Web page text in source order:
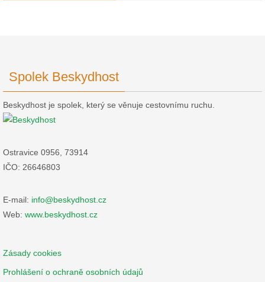
Spolek Beskydhost
Beskydhost je spolek, který se věnuje cestovnímu ruchu.
Ostravice 0956, 73914
IČO: 26646803
E-mail: info@beskydhost.cz
Web: www.beskydhost.cz
Zásady cookies
Prohlášení o ochraně osobních údajů